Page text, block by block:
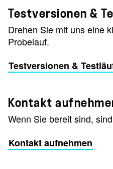
Testversionen &
Drehen Sie mit uns eine
Probelauf.
Testversionen &
Kontakt
Wenn Sie bereit sind,
Kontakt aufnehmen